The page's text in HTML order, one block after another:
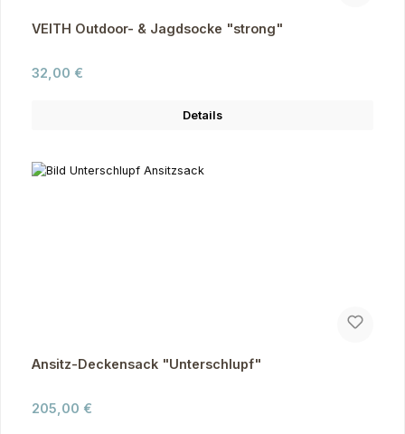
VEITH Outdoor- & Jagdsocke "strong"
Regulärer Preis:
32,00 €
Details
Ansitz-Deckensack "Unterschlupf"
Regulärer Preis:
205,00 €